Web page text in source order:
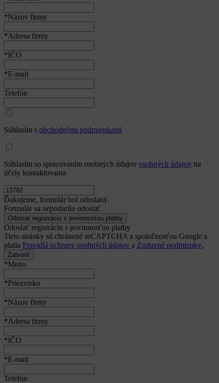
*Názov firmy
*Adresa firmy
*IČO
*E-mail
Telefón
Súhlasím s obchodnými podmienkami
Súhlasím so spracovaním osobných údajov osobných údajov na
účely kontaktovania
Ďakujeme, formulár bol odoslaný.
Formulár sa nepodarilo odoslať.
Odoslať registráciu s povinnosťou platby
Tieto stránky sú chránené reCAPTCHA a spoločnosťou Google a
platia Pravidlá ochrany osobných údajov a Zmluvné podmienky..
Zatvoriť
*Meno
*Priezvisko
*Názov firmy
*Adresa firmy
*IČO
*E-mail
Telefón